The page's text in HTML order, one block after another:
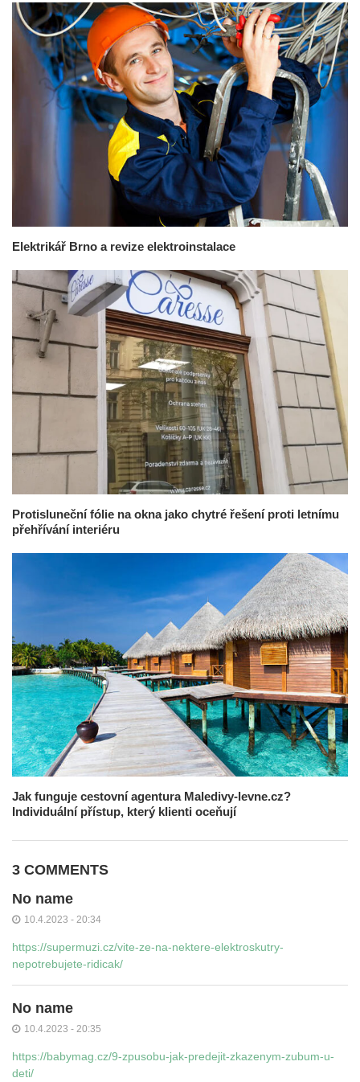
Elektrikář Brno a revize elektroinstalace
Protisluneční fólie na okna jako chytré řešení proti letnímu
přehřívání interiéru
Jak funguje cestovní agentura Maledivy-levne.cz?
Individuální přístup, který klienti oceňují
3 COMMENTS
No name
10.4.2023 - 20:34
https://supermuzi.cz/vite-ze-na-nektere-elektroskutry-
nepotrebujete-ridicak/
No name
10.4.2023 - 20:35
https://babymag.cz/9-zpusobu-jak-predejit-zkazenym-zubum-u-
deti/